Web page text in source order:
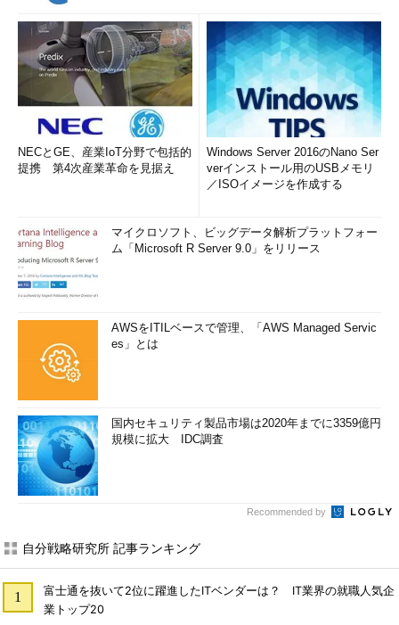
NECとGE、産業IoT分野で包括的
提携 第4次産業革命を見据え
Windows Server 2016のNano Ser
verインストール用のUSBメモリ
／ISOイメージを作成する
マイクロソフト、ビッグデータ解析プラットフォー
ム「Microsoft R Server 9.0」をリリース
AWSをITILベースで管理、「AWS Managed Servic
es」とは
国内セキュリティ製品市場は2020年までに3359億円
規模に拡大 IDC調査
Recommended by
自分戦略研究所 記事ランキング
富士通を抜いて2位に躍進したITベンダーは？ IT業界の就職人気企
業トップ20